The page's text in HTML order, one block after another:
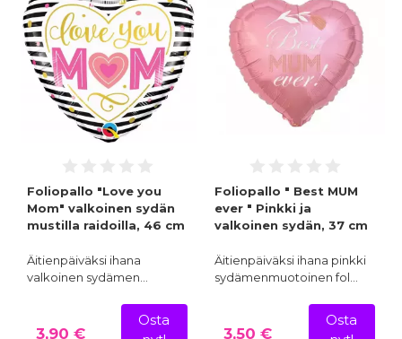
Foliopallo "Love you
Mom" valkoinen sydän
mustilla raidoilla, 46 cm
Äitienpäiväksi ihana
valkoinen sydämen…
3,90 €
Osta
Foliopallo " Best MUM
ever " Pinkki ja
valkoinen sydän, 37 cm
Äitienpäiväksi ihana pinkki
sydämenmuotoinen fol…
3,50 €
Osta